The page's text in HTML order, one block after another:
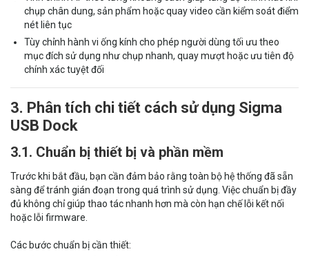
chụp chân dung, sản phẩm hoặc quay video cần kiểm soát điểm
nét liên tục
Tùy chỉnh hành vi ống kính cho phép người dùng tối ưu theo
mục đích sử dụng như chụp nhanh, quay mượt hoặc ưu tiên độ
chính xác tuyệt đối
3. Phân tích chi tiết cách sử dụng Sigma
USB Dock
3.1. Chuẩn bị thiết bị và phần mềm
Trước khi bắt đầu, bạn cần đảm bảo rằng toàn bộ hệ thống đã sẵn
sàng để tránh gián đoạn trong quá trình sử dụng. Việc chuẩn bị đầy
đủ không chỉ giúp thao tác nhanh hơn mà còn hạn chế lỗi kết nối
hoặc lỗi firmware.
Các bước chuẩn bị cần thiết: